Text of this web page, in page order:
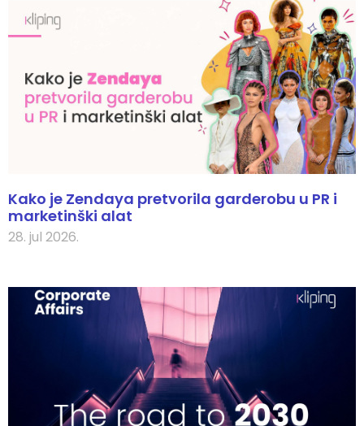
Kako je Zendaya pretvorila garderobu u PR i
marketinški alat
28. jul 2026.